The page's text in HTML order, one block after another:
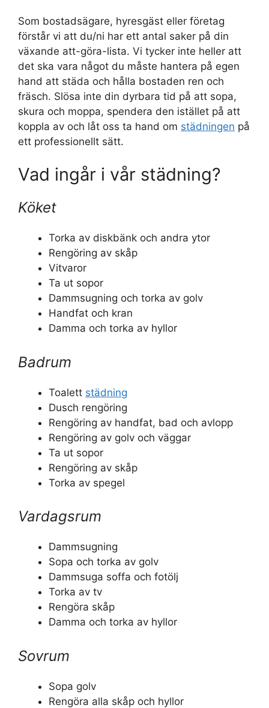
Som bostadsägare, hyresgäst eller företag
förstår vi att du/ni har ett antal saker på din
växande att-göra-lista. Vi tycker inte heller att
det ska vara något du måste hantera på egen
hand att städa och hålla bostaden ren och
fräsch. Slösa inte din dyrbara tid på att sopa,
skura och moppa, spendera den istället på att
koppla av och låt oss ta hand om städningen på
ett professionellt sätt.
Vad ingår i vår städning?
Köket
Torka av diskbänk och andra ytor
Rengöring av skåp
Vitvaror
Ta ut sopor
Dammsugning och torka av golv
Handfat och kran
Damma och torka av hyllor
Badrum
Toalett städning
Dusch rengöring
Rengöring av handfat, bad och avlopp
Rengöring av golv och väggar
Ta ut sopor
Rengöring av skåp
Torka av spegel
Vardagsrum
Dammsugning
Sopa och torka av golv
Dammsuga soffa och fotölj
Torka av tv
Rengöra skåp
Damma och torka av hyllor
Sovrum
Sopa golv
Rengöra alla skåp och hyllor